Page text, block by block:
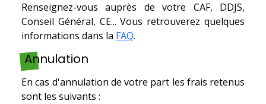
Renseignez-vous auprès de votre CAF, DDJS,
Conseil Général, CE... Vous retrouverez quelques
informations dans la FAQ.
Annulation
En cas d'annulation de votre part les frais retenus
sont les suivants :